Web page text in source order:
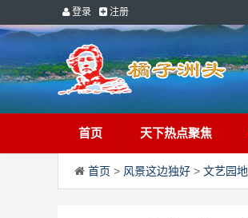
登录 注册
首页 天下热点聚焦
首页 > 风景这边独好 > 文艺园地